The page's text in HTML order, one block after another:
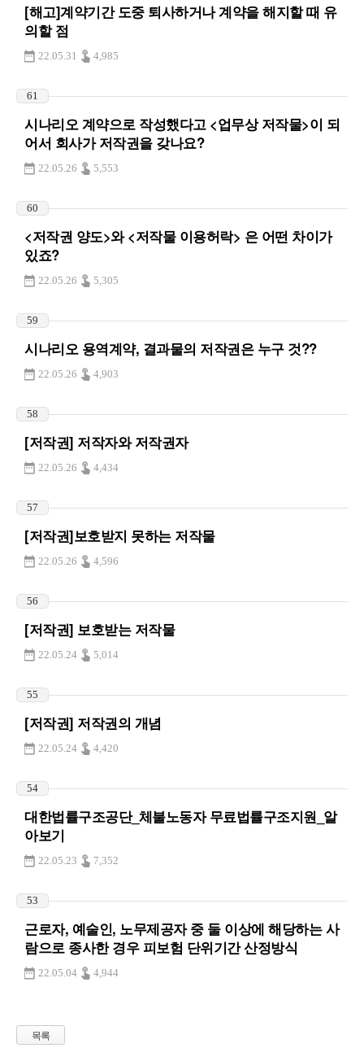
[해고]계약기간 도중 퇴사하거나 계약을 해지할 때 유
의할 점
22.05.31 4,985
61
시나리오 계약으로 작성했다고 <업무상 저작물>이 되
어서 회사가 저작권을 갖나요?
22.05.26 5,553
60
<저작권 양도>와 <저작물 이용허락> 은 어떤 차이가
있죠?
22.05.26 5,305
59
시나리오 용역계약, 결과물의 저작권은 누구 것??
22.05.26 4,903
58
[저작권] 저작자와 저작권자
22.05.26 4,434
57
[저작권]보호받지 못하는 저작물
22.05.26 4,596
56
[저작권] 보호받는 저작물
22.05.24 5,014
55
[저작권] 저작권의 개념
22.05.24 4,420
54
대한법률구조공단_체불노동자 무료법률구조지원_알
아보기
22.05.23 7,352
53
근로자, 예술인, 노무제공자 중 둘 이상에 해당하는 사
람으로 종사한 경우 피보험 단위기간 산정방식
22.05.04 4,944
목록